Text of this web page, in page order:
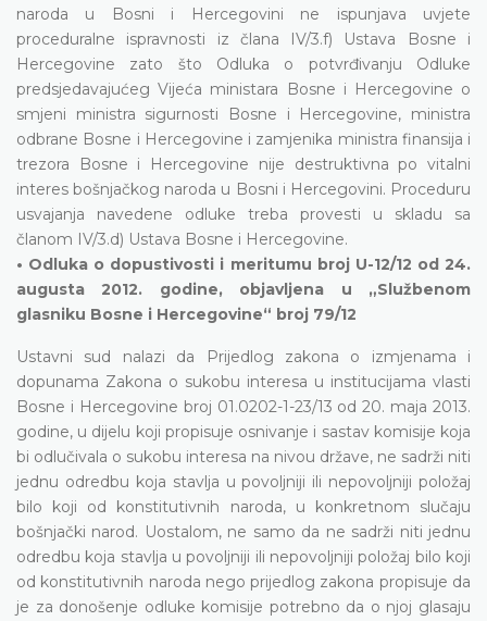
naroda u Bosni i Hercegovini ne ispunjava uvjete
proceduralne ispravnosti iz člana IV/3.f) Ustava Bosne i
Hercegovine zato što Odluka o potvrđivanju Odluke
predsjedavajućeg Vijeća ministara Bosne i Hercegovine o
smjeni ministra sigurnosti Bosne i Hercegovine, ministra
odbrane Bosne i Hercegovine i zamjenika ministra finansija i
trezora Bosne i Hercegovine nije destruktivna po vitalni
interes bošnjačkog naroda u Bosni i Hercegovini. Proceduru
usvajanja navedene odluke treba provesti u skladu sa
članom IV/3.d) Ustava Bosne i Hercegovine.
• Odluka o dopustivosti i meritumu broj U-12/12 od 24.
augusta 2012. godine, objavljena u „Službenom
glasniku Bosne i Hercegovine“ broj 79/12
Ustavni sud nalazi da Prijedlog zakona o izmjenama i
dopunama Zakona o sukobu interesa u institucijama vlasti
Bosne i Hercegovine broj 01.0202-1-23/13 od 20. maja 2013.
godine, u dijelu koji propisuje osnivanje i sastav komisije koja
bi odlučivala o sukobu interesa na nivou države, ne sadrži niti
jednu odredbu koja stavlja u povoljniji ili nepovoljniji položaj
bilo koji od konstitutivnih naroda, u konkretnom slučaju
bošnjački narod. Uostalom, ne samo da ne sadrži niti jednu
odredbu koja stavlja u povoljniji ili nepovoljniji položaj bilo koji
od konstitutivnih naroda nego prijedlog zakona propisuje da
je za donošenje odluke komisije potrebno da o njoj glasaju